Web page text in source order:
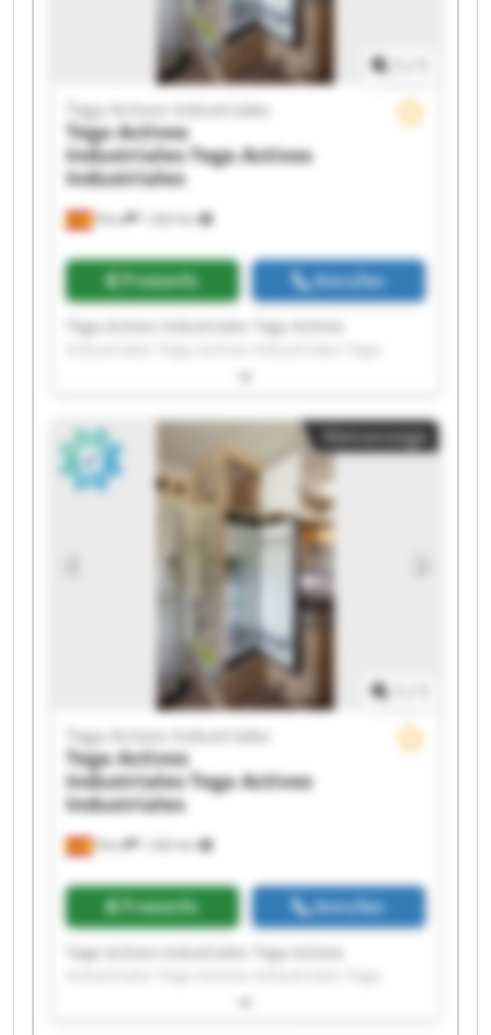
Piera 1.262 km
Tega Activos Industriales
Tega Activos
Industriales Tega Activos
Industriales
Preisinfo Anrufen
Tega Activos Industriales Tega Activos
Activos Industriales Tega Activos Industriales
Industriales Tega Activos Industriales Tega
Activos Industriales Tega Activos Industriales
Tega Activos Industriales Tega Activos
Industriales Tega Activos Industriales Tega
Activos Industriales Tega Activos Industriales
Tega Activos Industriales Tega Activos
Industriales Tega Activos Industriales Tega
Activos Industriales Tega Activos Industriales
Kleinanzeige
Piera 1.262 km
Tega Activos Industriales
Tega Activos
Industriales Tega Activos
Industriales
Preisinfo Anrufen
Tega Activos Industriales Tega Activos
Activos Industriales Tega Activos Industriales